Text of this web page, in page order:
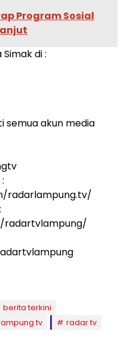
Program Sosial
di :
semua akun media
radarlampung.tv/
radartvlampung/
berita terkini
tv
radar tv